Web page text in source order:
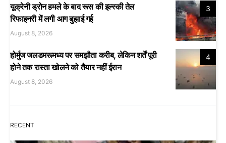
3
यूक्रेनी ड्रोन हमले के बाद रूस की इल्स्की तेल
रिफाइनरी में लगी आग बुझाई गई
August 8, 2026
4
होर्मुज जलडमरूमध्य पर समझौता करीब, लेकिन शर्तें पूरी
होने तक रास्ता खोलने को तैयार नहीं ईरान
August 8, 2026
RECENT